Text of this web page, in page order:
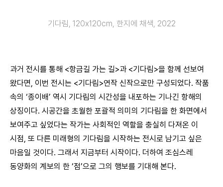
기다림, 120x120cm, 한지에 채색, 2022
과거 전시를 통해 <항금길 가는 길>과 <기다림>을 함께 선보여
왔다면, 이번 전시는 <기다림>연작 신작으로만 구성되었다. 작품
속의 ‘종이배’ 역시 기다림의 시간성을 내포하는 기나긴 항해의
상징이다. 시공간을 초월한 포괄적 의미의 기다림을 한 화면에서
보여주고 싶었다는 작가는 사회적인 역할을 충실히 다져온 이
시점, 또 다른 미래형의 기다림을 시작하는 전시로 남기고 싶은
마음일 것이다. 그래서 지금부터 시작이다. 더하여 조심스레
동양화의 계보의 한 ‘점’으로 그의 행보를 기대해 본다.